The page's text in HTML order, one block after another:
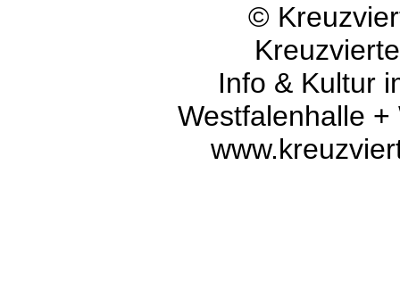
©
Info & Kultur
Westfalenhalle